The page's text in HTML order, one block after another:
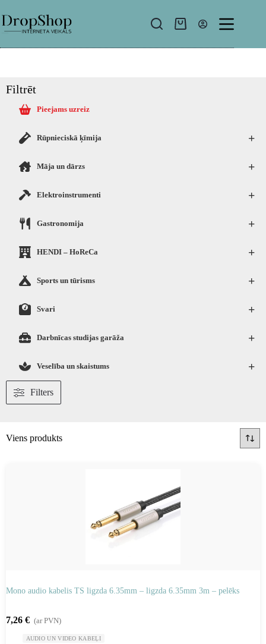
Filtrēt
Pieejams uzreiz
+
Rūpnieciskā ķīmija
+
Māja un dārzs
+
Elektroinstrumenti
+
Gastronomija
+
HENDI – HoReCa
+
Sports un tūrisms
+
Svari
+
Darbnīcas studijas garāža
+
Veselība un skaistums
Filters
Viens produkts
Mono audio kabelis TS ligzda 6.35mm – ligzda 6.35mm 3m – pelēks
7,26 € (ar PVN)
AUDIO UN VIDEO KABEĻI